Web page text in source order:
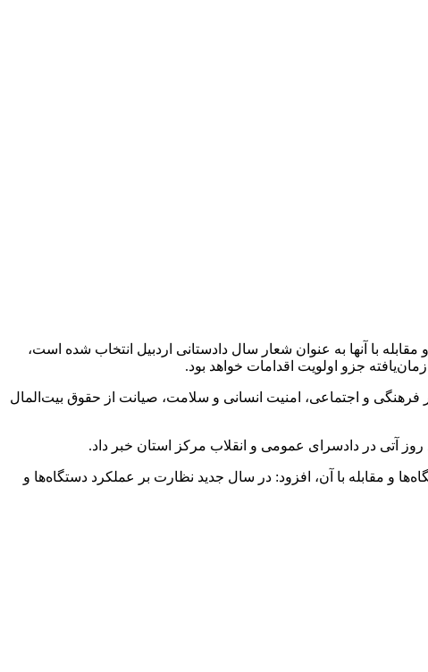
با آنها به عنوان شعار سال دادستانی اردبیل انتخاب شده است،
جزو اولویت اقدامات خواهد بود.
و اجتماعی، امنیت انسانی و سلامت، صیانت از حقوق بیت‌المال
آتی در دادسرای عمومی و انقلاب مرکز استان خبر داد.
و مقابله با آن، افزود: در سال جدید نظارت بر عملکرد دستگاه‌ها و